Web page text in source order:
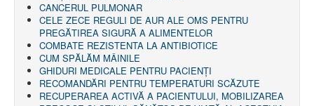
CHELTUIELI
CONSILIU DE ETICĂ
CONTACT
INFORMAŢII CONTACT
RUTE ACCES
RELAȚIA CU MASS-MEDIA
PURTĂTOR DE CUVÂNT
CANCERUL PULMONAR
CELE ZECE REGULI DE AUR ALE OMS PENTRU
PREGĂTIREA SIGURĂ A ALIMENTELOR
COMBATE REZISTENTA LA ANTIBIOTICE
CUM SPĂLĂM MÂINILE
GHIDURI MEDICALE PENTRU PACIENȚI
RECOMANDĂRI PENTRU TEMPERATURI SCĂZUTE
RECUPERAREA ACTIVĂ A PACIENTULUI, MOBILIZAREA